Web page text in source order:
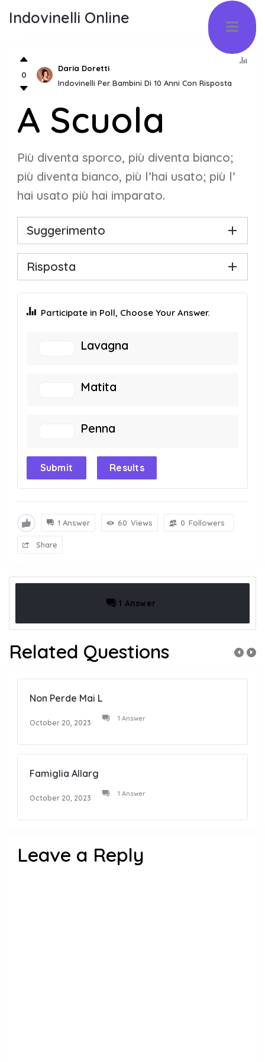
Indovinelli Online
0
Daria Doretti
Indovinelli Per Bambini Di 10 Anni Con Risposta
A Scuola
Più diventa sporco, più diventa bianco;
più diventa bianco, più l’hai usato; più l’
hai usato più hai imparato.
Suggerimento
Risposta
Participate in Poll, Choose Your Answer.
Lavagna
Matita
Penna
Submit Results
1 Answer 60 Views 0 Followers
Share
1 Answer
Related Questions
Non Perde Mai L
October 20, 2023 1 Answer
Famiglia Allarg
October 20, 2023 1 Answer
Leave a Reply